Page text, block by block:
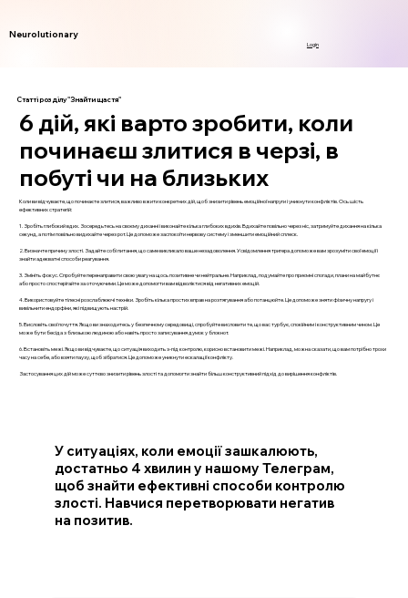
Neurolutionary
Login
Статті розділу "Знайти щастя"
6 дій, які варто зробити, коли
починаєш злитися в черзі, в
побуті чи на близьких
Коли ви відчуваєте, що починаєте злитися, важливо вжити конкретних дій, щоб знизити рівень емоційної напруги і уникнути конфліктів. Ось шість
ефективних стратегій:
1. Зробіть глибокий вдих. Зосередьтесь на своєму диханні і виконайте кілька глибоких вдихів. Вдихайте повільно через ніс, затримуйте дихання на кілька
секунд, а потім повільно видихайте через рот. Це допоможе заспокоїти нервову систему і зменшити емоційний сплеск.
2. Визначте причину злості. Задайте собі питання, що саме викликало ваше незадоволення. Усвідомлення тригера допоможе вам зрозуміти свої емоції і
знайти адекватні способи реагування.
3. Змініть фокус. Спробуйте перенаправити свою увагу на щось позитивне чи нейтральне. Наприклад, подумайте про приємні спогади, плани на майбутнє
або просто спостерігайте за оточуючими. Це може допомогти вам відволіктися від негативних емоцій.
4. Використовуйте тілесні розслаблюючі техніки. Зробіть кілька простих вправ на розтягування або потанцюйте. Це допоможе зняти фізичну напругу і
вивільнити ендорфіни, які підвищують настрій.
5. Висловіть свої почуття. Якщо ви знаходитесь у безпечному середовищі, спробуйте висловити те, що вас турбує, спокійним і конструктивним чином. Це
може бути бесіда з близькою людиною або навіть просто записування думок у блокнот.
6. Встановіть межі. Якщо ви відчуваєте, що ситуація виходить з-під контролю, корисно встановити межі. Наприклад, можна сказати, що вам потрібно трохи
часу на себе, або взяти паузу, щоб зібратися. Це допоможе уникнути ескалації конфлікту.
Застосування цих дій може суттєво знизити рівень злості та допомогти знайти більш конструктивний підхід до вирішення конфліктів.
У ситуаціях, коли емоції зашкалюють,
достатньо 4 хвилин у нашому Телеграм,
щоб знайти ефективні способи контролю
злості. Навчися перетворювати негатив
на позитив.